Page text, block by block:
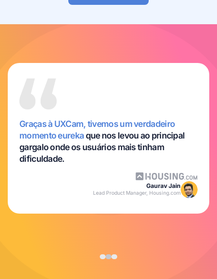
Graças à UXCam, tivemos um verdadeiro
momento eurekaque nos levou ao principal
gargalo onde os usuários mais tinham
dificuldade.
Gaurav Jain
Lead Product Manager, Housing.com